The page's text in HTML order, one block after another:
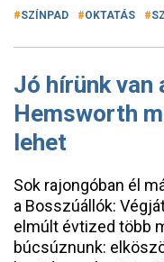
SZÍNPAD OKTATÁS
Jó hírünk van
Hemsworth
lehet
Sok rajongóban él
a Bosszúállók:
elmúlt évtized több
búcsúznunk: